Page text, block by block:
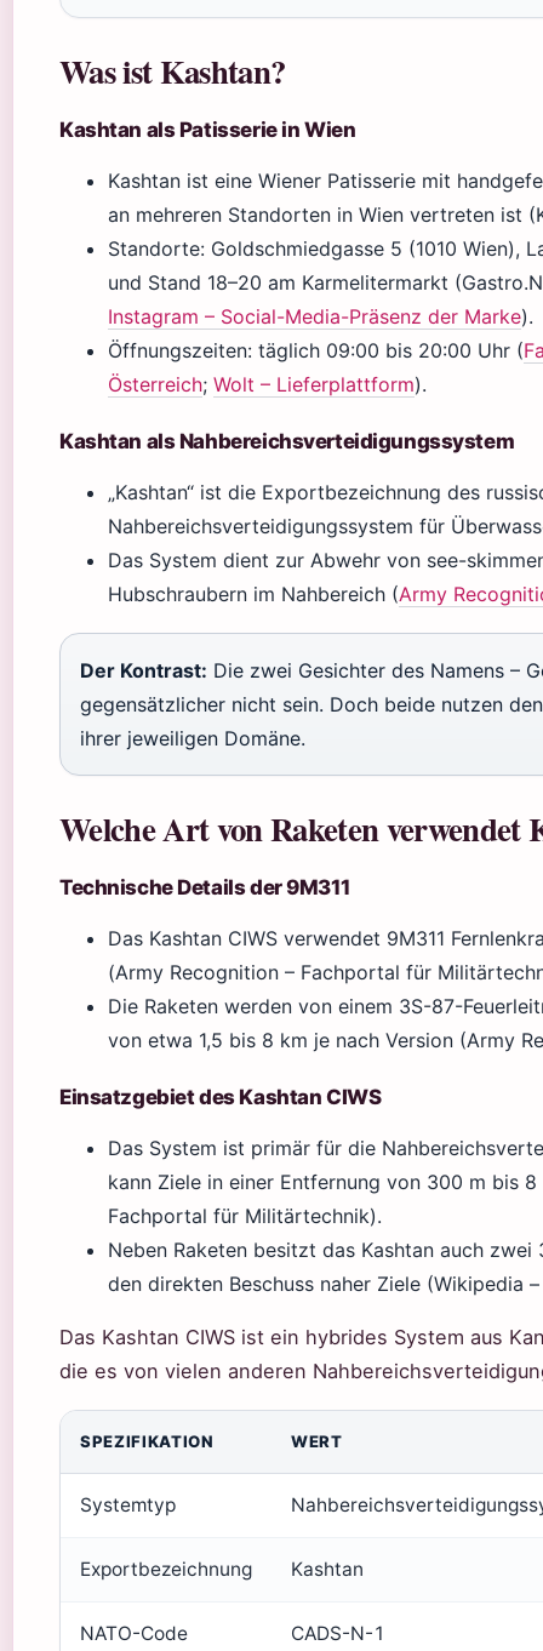
Was ist Kashtan?
Kashtan als Patisserie in Wien
Kashtan ist eine Wiener Patisserie mit
an mehreren Standorten in Wien vertreten ist
Standorte: Goldschmiedgasse 5 (1010 Wien),
und Stand 18–20 am Karmelitermarkt
Instagram – Social-Media-Präsenz der Marke).
Öffnungszeiten: täglich 09:00 bis 20:00 Uhr (
Österreich; Wolt – Lieferplattform).
Kashtan als Nahbereichsverteidigungssystem
„Kashtan“ ist die Exportbezeichnung des
Nahbereichsverteidigungssystem für
Das System dient zur Abwehr von see-
Hubschraubern im Nahbereich (Army
Der Kontrast: Die zwei Gesichter des Namens –
gegensätzlicher nicht sein. Doch beide nutzen
ihrer jeweiligen Domäne.
Welche Art von Raketen verwendet
Technische Details der 9M311
Das Kashtan CIWS verwendet 9M311
(Army Recognition – Fachportal für
Die Raketen werden von einem 3S-87-
von etwa 1,5 bis 8 km je nach Version (Army
Einsatzgebiet des Kashtan CIWS
Das System ist primär für die
kann Ziele in einer Entfernung von 300 m bis
Fachportal für Militärtechnik).
Neben Raketen besitzt das Kashtan auch
den direkten Beschuss naher Ziele (Wikipedia
Das Kashtan CIWS ist ein hybrides System aus
die es von vielen anderen
SPEZIFIKATION WERT
Systemtyp
Exportbezeichnung Kashtan
NATO-Code CADS-N-1